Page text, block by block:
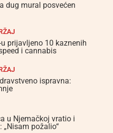
dug mural posvećen
prijavljeno 10 kaznenih
i cannabis
ispravna:
u Njemačkoj vratio i
požalio“